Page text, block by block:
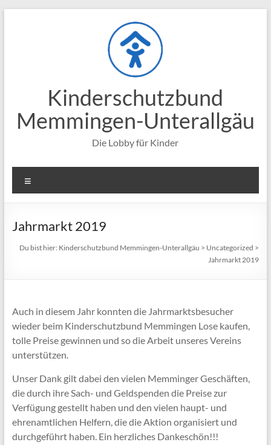
Kinderschutzbund
Memmingen-Unterallgäu
Die Lobby für Kinder
Jahrmarkt 2019
Du bist hier: Kinderschutzbund Memmingen-Unterallgäu > Uncategorized >
Jahrmarkt 2019
Auch in diesem Jahr konnten die Jahrmarktsbesucher
wieder beim Kinderschutzbund Memmingen Lose kaufen,
tolle Preise gewinnen und so die Arbeit unseres Vereins
unterstützen.
Unser Dank gilt dabei den vielen Memminger Geschäften,
die durch ihre Sach- und Geldspenden die Preise zur
Verfügung gestellt haben und den vielen haupt- und
ehrenamtlichen Helfern, die die Aktion organisiert und
durchgeführt haben. Ein herzliches Dankeschön!!!